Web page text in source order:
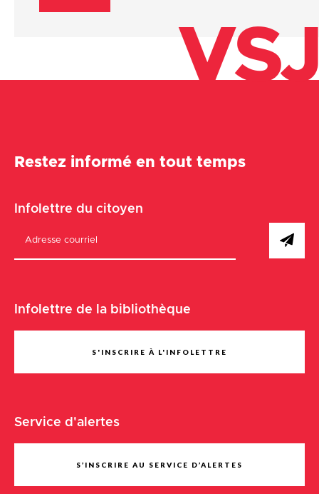
VSJ
Restez informé en tout temps
Infolettre du citoyen
Infolettre de la bibliothèque
S'INSCRIRE À L'INFOLETTRE
Service d'alertes
S’INSCRIRE AU SERVICE D’ALERTES